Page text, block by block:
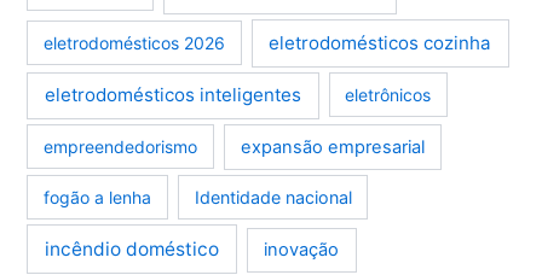
eletrodomésticos 2026 eletrodomésticos cozinha
eletrodomésticos inteligentes eletrônicos
empreendedorismo expansão empresarial
fogão a lenha Identidade nacional
incêndio doméstico inovação